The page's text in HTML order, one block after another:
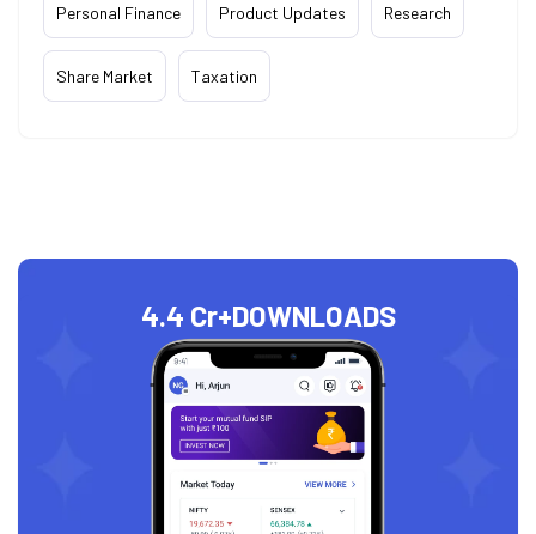
Personal Finance Product Updates Research
Share Market Taxation
4.4 Cr+DOWNLOADS